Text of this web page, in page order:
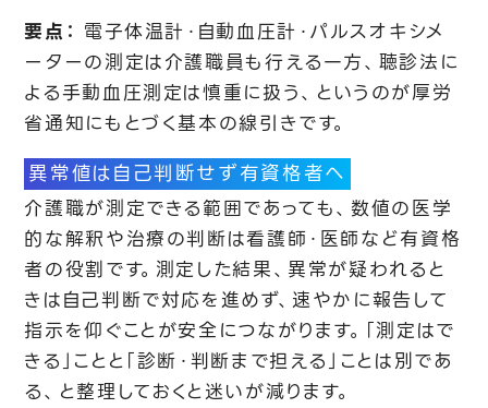
要点： 電子体温計・自動血圧計・パルスオキシメ
ーターの測定は介護職員も行える一方、聴診法に
よる手動血圧測定は慎重に扱う、というのが厚労
省通知にもとづく基本の線引きです。
異常値は自己判断せず有資格者へ
介護職が測定できる範囲であっても、数値の医学
的な解釈や治療の判断は看護師・医師など有資格
者の役割です。測定した結果、異常が疑われると
きは自己判断で対応を進めず、速やかに報告して
指示を仰ぐことが安全につながります。「測定はで
きる」ことと「診断・判断まで担える」ことは別であ
る、と整理しておくと迷いが減ります。